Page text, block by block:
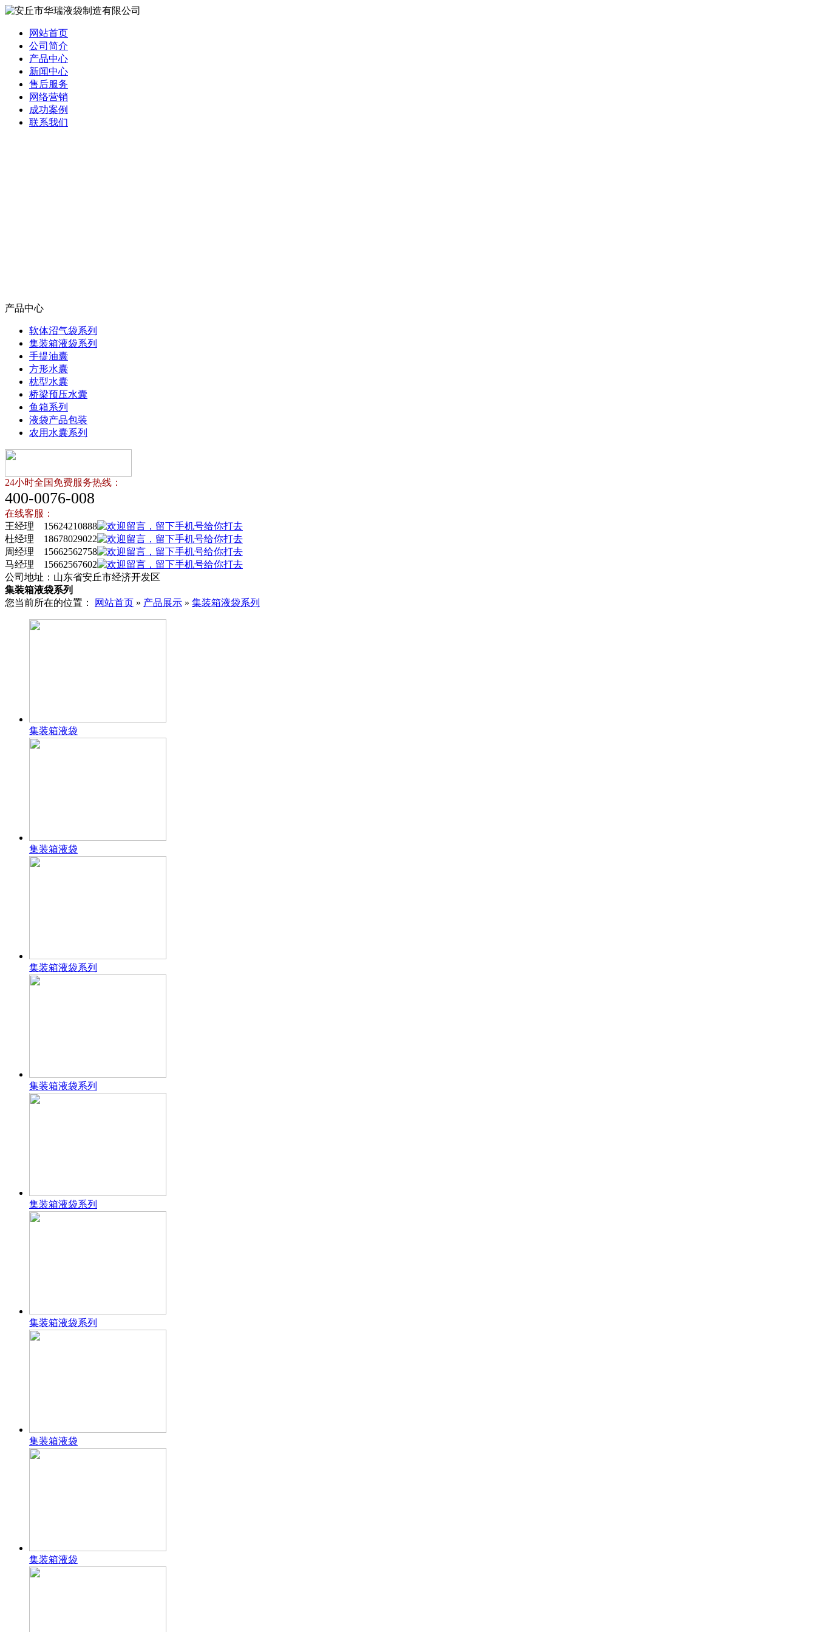
网站首页
公司简介
产品中心
新闻中心
售后服务
网络营销
成功案例
联系我们
产品中心
软体沼气袋系列
集装箱液袋系列
手提油囊
方形水囊
枕型水囊
桥梁预压水囊
鱼箱系列
液袋产品包装
农用水囊系列
24小时全国免费服务热线：
400-0076-008
在线客服：
王经理 15624210888
杜经理 18678029022
周经理 15662562758
马经理 15662567602
公司地址：山东省安丘市经济开发区
集装箱液袋系列
您当前所在的位置：
网站首页 » 产品展示 » 集装箱液袋系列
集装箱液袋
集装箱液袋
集装箱液袋系列
集装箱液袋系列
集装箱液袋系列
集装箱液袋系列
集装箱液袋
集装箱液袋